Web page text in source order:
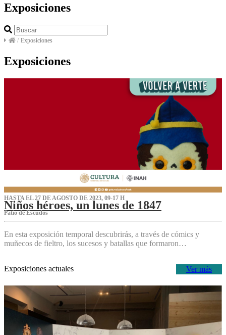
Exposiciones
/ Exposiciones
Exposiciones
HASTA EL 27 DE AGOSTO DE 2023, 09-17 H
Niños héroes, un lunes de 1847
Patio de Escudos
En esta exposición temporal descubrirás, a través de cómics y
muñecos de fieltro, los sucesos y batallas que formaron…
Ver más
Exposiciones actuales